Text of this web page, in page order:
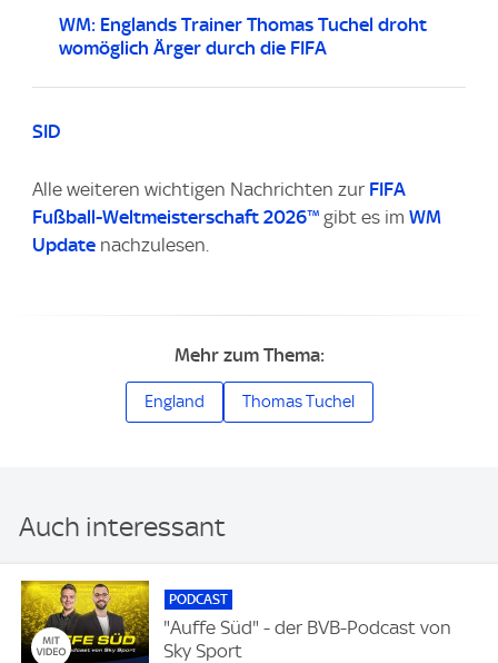
WM: Englands Trainer Thomas Tuchel droht
womöglich Ärger durch die FIFA
SID
Alle weiteren wichtigen Nachrichten zur FIFA
Fußball-Weltmeisterschaft 2026™ gibt es im WM
Update nachzulesen.
Mehr zum Thema:
England Thomas Tuchel
Auch interessant
PODCAST
"Auffe Süd" - der BVB-Podcast von
Sky Sport